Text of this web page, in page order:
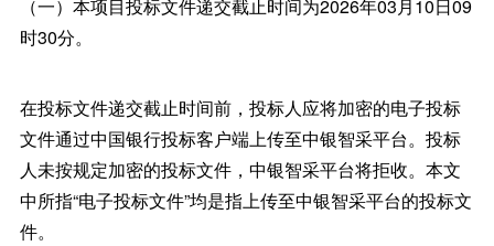
（一）本项目投标文件递交截止时间为2026年03月10日09
时30分。
在投标文件递交截止时间前，投标人应将加密的电子投标
文件通过中国银行投标客户端上传至中银智采平台。投标
人未按规定加密的投标文件，中银智采平台将拒收。本文
中所指“电子投标文件”均是指上传至中银智采平台的投标文
件。